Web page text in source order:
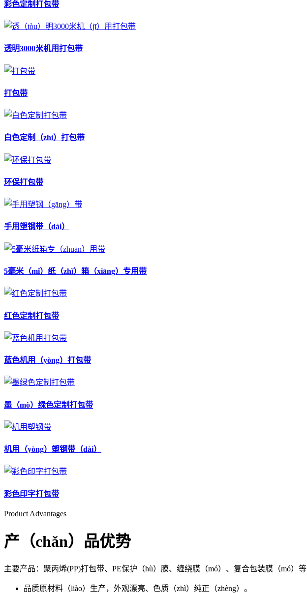
彩色定制打包带
透明3000米机用打包带
打包带
白色定制（zhì）打包带
环保打包带
手用塑钢带（dài）
5毫米（mǐ）纸（zhǐ）箱（xiāng）专用带
红色定制打包带
蓝色机用（yòng）打包带
墨（mò）绿色定制打包带
机用（yòng）塑钢带（dài）
彩色印字打包带
Product Advantages
产（chǎn）品优势
主要产品：聚丙烯(PP)打包带、PE保护（hù）膜、缠绕膜（mó）、复合包装膜（mó）等
品质原材料（liào）生产，外观漂亮、色质（zhì）纯正（zhèng）。